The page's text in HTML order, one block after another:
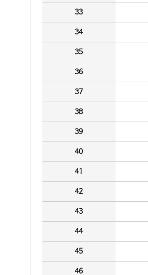
33
34
35
36
37
38
39
40
41
42
43
44
45
46